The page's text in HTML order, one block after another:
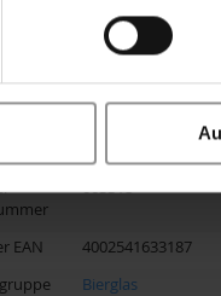
Glas
Transparent
19x15 cm. 360 ML
Die Größe der
063318
EAN
4002541633187
Bierglas